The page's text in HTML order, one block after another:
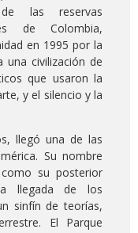
las reservas
de Colombia,
en 1995 por la
una civilización de
que usaron la
y el silencio y la
llegó una de las
Su nombre
su posterior
llegada de los
sinfín de teorías,
El Parque